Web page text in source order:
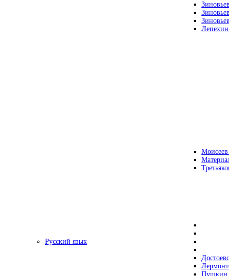
Русский язык